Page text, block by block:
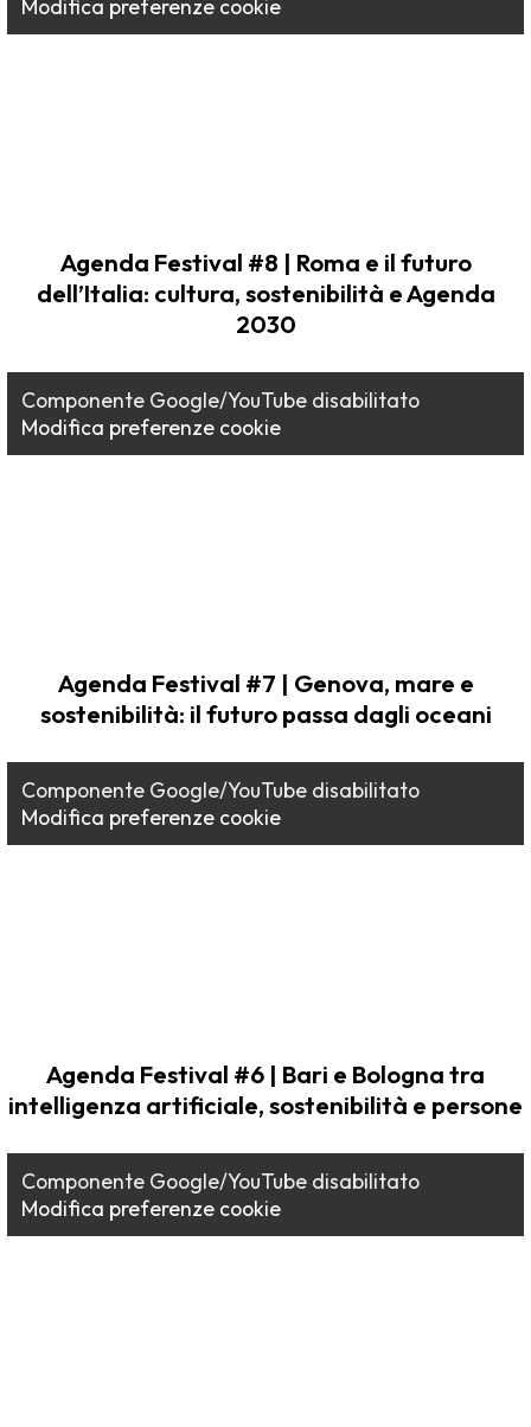
Modifica preferenze cookie
Agenda Festival #8 | Roma e il futuro
dell’Italia: cultura, sostenibilità e Agenda
2030
Componente Google/YouTube disabilitato
Modifica preferenze cookie
Agenda Festival #7 | Genova, mare e
sostenibilità: il futuro passa dagli oceani
Componente Google/YouTube disabilitato
Modifica preferenze cookie
Agenda Festival #6 | Bari e Bologna tra
intelligenza artificiale, sostenibilità e persone
Componente Google/YouTube disabilitato
Modifica preferenze cookie